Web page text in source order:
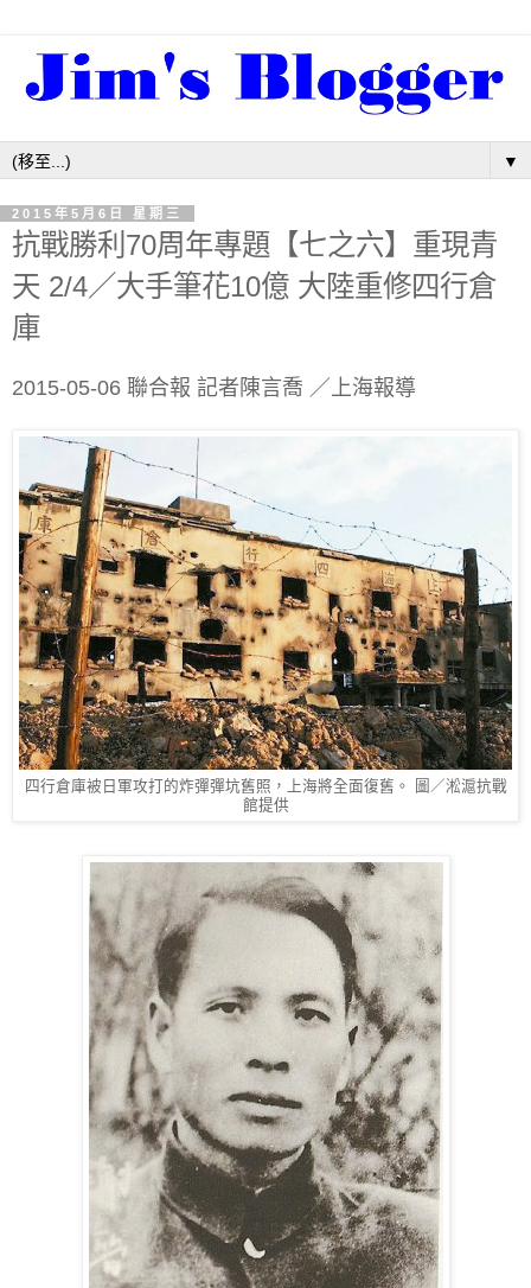
▼
2015年5月6日 星期三
抗戰勝利70周年專題【七之六】重現青
天 2/4／大手筆花10億 大陸重修四行倉
庫
2015-05-06 聯合報 記者陳言喬 ／上海報導
四行倉庫被日軍攻打的炸彈彈坑舊照，上海將全面復舊。 圖／淞滬抗戰
館提供